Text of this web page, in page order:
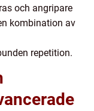
och angripare
kombination av
repetition.